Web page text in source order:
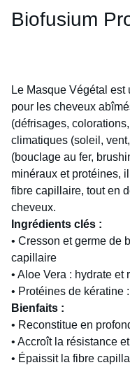
Biofusium
Le Masque Végétal
pour les cheveux
(défrisages,
climatiques (soleil,
(bouclage au fer,
minéraux et protéines,
fibre capillaire, tout en
cheveux.
Ingrédients clés :
• Cresson et germe de
capillaire
• Aloe Vera : hydrate et
• Protéines de kératine
Bienfaits :
• Reconstitue en
• Accroît la résistance
• Épaissit la fibre